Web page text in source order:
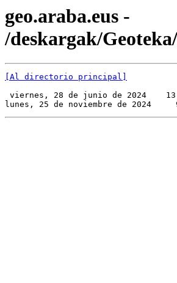
geo.araba.eus -
/deskargak/
[Al directorio principal]
viernes, 28 de junio de 2024
lunes, 25 de noviembre de 2024